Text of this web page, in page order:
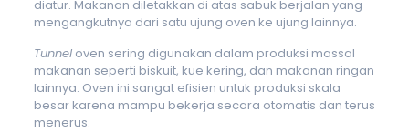
diatur. Makanan diletakkan di atas sabuk berjalan yang
mengangkutnya dari satu ujung oven ke ujung lainnya.
Tunneloven sering digunakan dalam produksi massal
makanan seperti biskuit, kue kering, dan makanan ringan
lainnya. Oven ini sangat efisien untuk produksi skala
besar karena mampu bekerja secara otomatis dan terus
menerus.